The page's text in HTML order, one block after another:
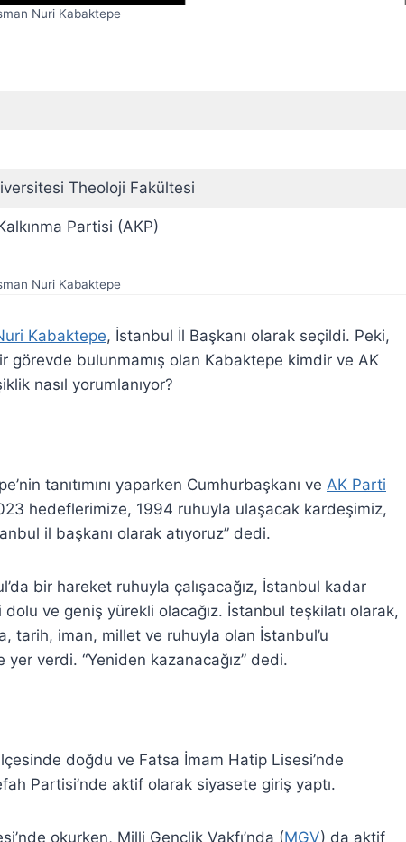
Nuri Kabaktepe
Theoloji Fakültesi
Partisi (AKP)
Nuri Kabaktepe
Kabaktepe, İstanbul İl Başkanı olarak seçildi. Peki,
görevde bulunmamış olan Kabaktepe kimdir ve AK
nasıl yorumlanıyor?
tanıtımını yaparken Cumhurbaşkanı ve AK Parti
hedeflerimize, 1994 ruhuyla ulaşacak kardeşimiz,
il başkanı olarak atıyoruz” dedi.
bir hareket ruhuyla çalışacağız, İstanbul kadar
dolu ve geniş yürekli olacağız. İstanbul teşkilatı olarak,
tarih, iman, millet ve ruhuyla olan İstanbul’u
yer verdi. “Yeniden kazanacağız” dedi.
doğdu ve Fatsa İmam Hatip Lisesi’nde
Partisi’nde aktif olarak siyasete giriş yaptı.
okurken, Milli Gençlik Vakfı’nda (MGV) da aktif